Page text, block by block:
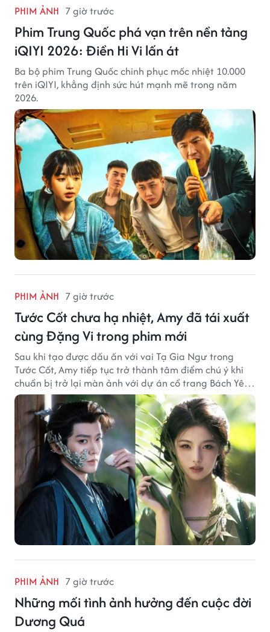
PHIM ẢNH 7 giờ trước
Phim Trung Quốc phá vạn trên nền tảng
iQIYI 2026: Điền Hi Vi lấn át
Ba bộ phim Trung Quốc chinh phục mốc nhiệt 10.000
trên iQIYI, khẳng định sức hút mạnh mẽ trong năm
2026.
PHIM ẢNH 7 giờ trước
Tước Cốt chưa hạ nhiệt, Amy đã tái xuất
cùng Đặng Vi trong phim mới
Sau khi tạo được dấu ấn với vai Tạ Gia Ngư trong
Tước Cốt, Amy tiếp tục trở thành tâm điểm chú ý khi
chuẩn bị trở lại màn ảnh với dự án cổ trang Bách Yêu
Phổ.
PHIM ẢNH 7 giờ trước
Những mối tình ảnh hưởng đến cuộc đời
Dương Quá